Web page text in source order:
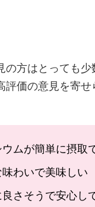
の方はとっても
評価の意見を寄せ
ウムが簡単に摂取
味わいで美味しい
さそうで安心し